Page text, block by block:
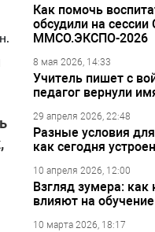
Как помочь
обсудили на сессии
ММСО.ЭКСПО-2026
8 мая 2026, 14:33
Учитель пишет с
педагог вернули
29 апреля 2026, 22:48
Разные условия
как сегодня
10 апреля 2026, 12:00
Взгляд зумера:
влияют на обучение
10 марта 2026, 18:17